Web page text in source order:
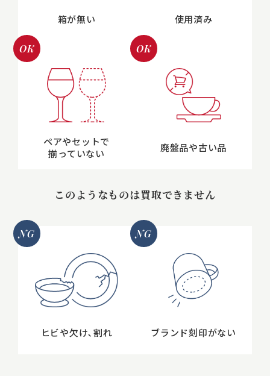
箱が無い 使用済み
OK
ペアやセットで
揃っていない
OK
廃盤品や古い品
このようなものは買取できません
NG
ヒビや欠け､割れ
NG
ブランド刻印がない